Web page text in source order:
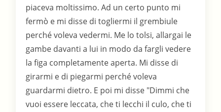
piaceva moltissimo. Ad un certo punto mi
fermò e mi disse di togliermi il grembiule
perché voleva vedermi. Me lo tolsi, allargai le
gambe davanti a lui in modo da fargli vedere
la figa completamente aperta. Mi disse di
girarmi e di piegarmi perché voleva
guardarmi dietro. E poi mi disse "Dimmi che
vuoi essere leccata, che ti lecchi il culo, che ti